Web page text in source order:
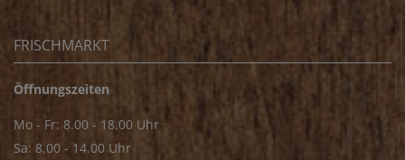
FRISCHMARKT
Öffnungszeiten
Mo - Fr: 8.00 - 18.00 Uhr
Sa: 8.00 - 14.00 Uhr